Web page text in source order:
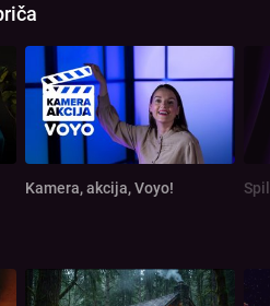
Kamera, akcija, Voyo!